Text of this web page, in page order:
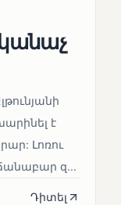
է
Լոռու
զ...
Դիտել